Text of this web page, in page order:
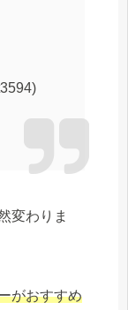
変わりま
がおすすめ